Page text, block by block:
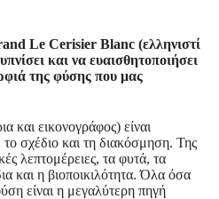
Le Cerisier Blanc (ελληνιστί
και να ευαισθητοποιήσει
της φύσης που μας
και εικονογράφος) είναι
σχέδιο και τη διακόσμηση. Της
λεπτομέρειες, τα φυτά, τα
και η βιοποικιλότητα. Όλα όσα
είναι η μεγαλύτερη πηγή